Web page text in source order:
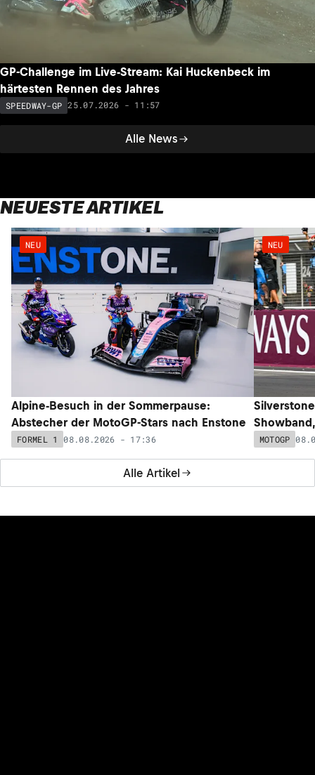
Alle News
GP-Challenge im Live-Stream: Kai Huckenbeck im
härtesten Rennen des Jahres
SPEEDWAY-GP 25.07.2026 - 11:57
NEUESTE ARTIKEL
Alle Artikel
NEU
Alpine-Besuch in der Sommerpause:
Abstecher der MotoGP-Stars nach Enstone
FORMEL 1 08.08.2026 - 17:36
NEU
MOTOGP